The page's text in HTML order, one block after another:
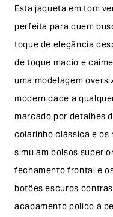
Esta jaqueta em tom
perfeita para quem
toque de elegância
de toque macio e
uma modelagem
modernidade a
marcado por detalhes
colarinho clássica e
simulam bolsos
fechamento frontal e
botões escuros
acabamento polido à